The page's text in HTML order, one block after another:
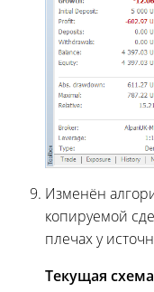
Изменён
копируемой
плечах у
Текущая